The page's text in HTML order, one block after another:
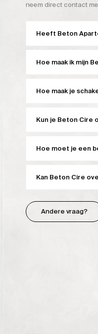
neem direct contact
Heeft Beton
Hoe maak ik mijn
Hoe maak je
Kun je Beton Cire
Hoe moet je een
Kan Beton Cire
Andere vraag?